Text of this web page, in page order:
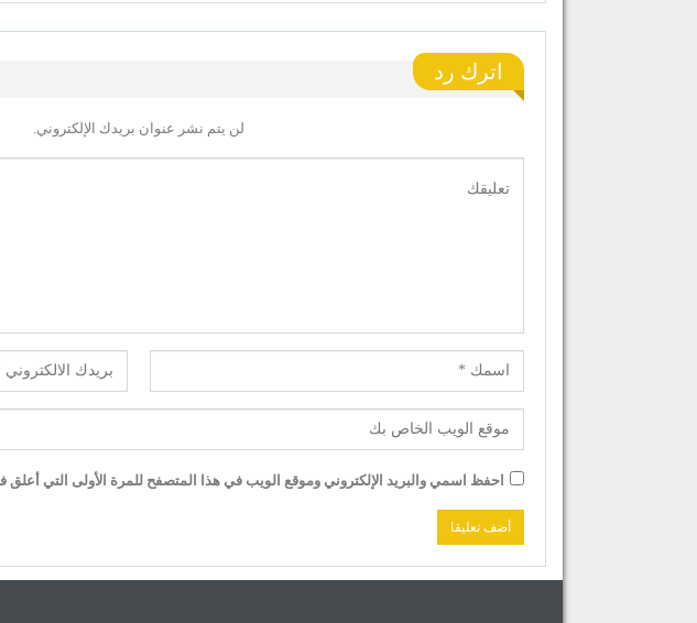
اترك رد
لن يتم نشر عنوان بريدك الإلكتروني.
احفظ اسمي والبريد الإلكتروني وموقع الويب في هذا المتصفح للمرة الأولى التي أعلق